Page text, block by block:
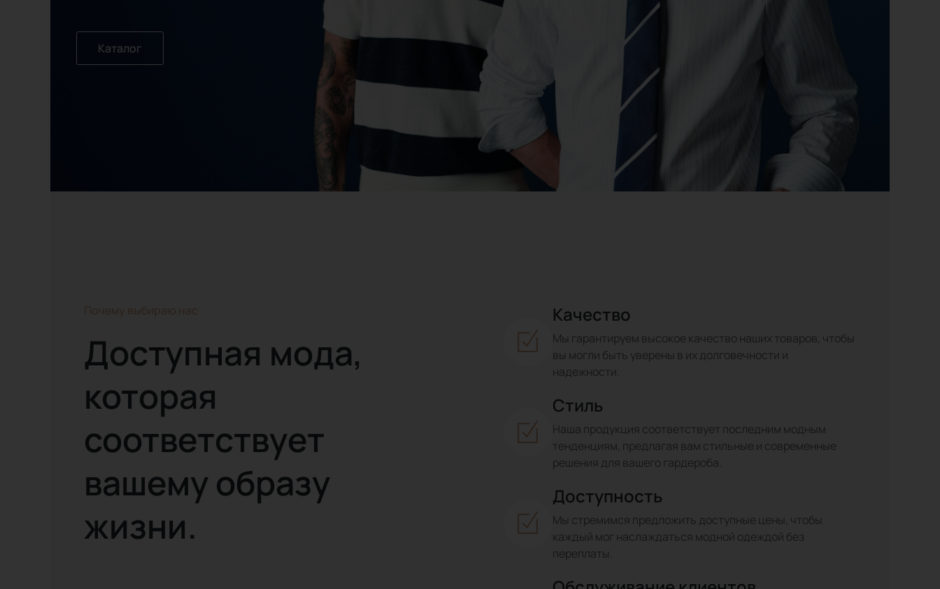
Каталог
Доступная мода,
которая
соответствует
вашему образу
жизни.
Качество
Мы гарантируем высокое качество наших товаров, чтобы
вы могли быть уверены в их долговечности и
надежности.
Стиль
Наша продукция соответствует последним модным
тенденциям, предлагая вам стильные и современные
решения для вашего гардероба.
Доступность
Мы стремимся предложить доступные цены, чтобы
каждый мог наслаждаться модной одеждой без
переплаты.